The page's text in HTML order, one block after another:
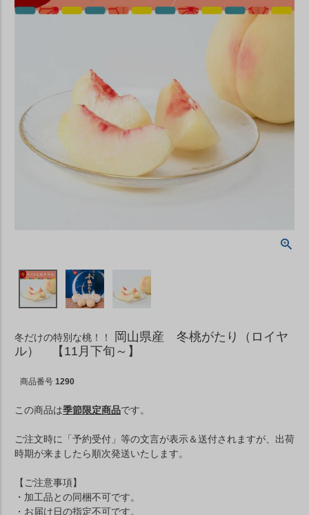
冬だけの特別な桃！！
岡山県産 冬桃がたり（ロイヤ
ル） 【11月下旬～】
商品番号 1290
この商品は季節限定商品です。
ご注文時に「予約受付」等の文言が表示＆送付されますが、出荷
時期が来ましたら順次発送いたします。
【ご注意事項】
・加工品との同梱不可です。
・お届け日の指定不可です。